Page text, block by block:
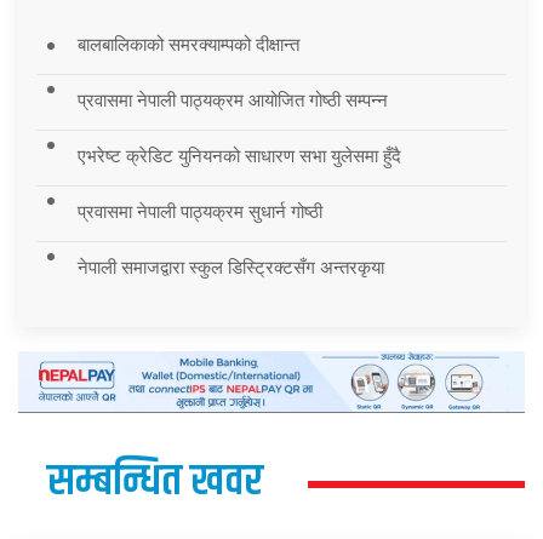
बालबालिकाको समरक्याम्पको दीक्षान्त
प्रवासमा नेपाली पाठ्यक्रम आयोजित गोष्ठी सम्पन्न
एभरेष्ट क्रेडिट युनियनको साधारण सभा युलेसमा हुँदै
प्रवासमा नेपाली पाठ्यक्रम सुधार्न गोष्ठी
नेपाली समाजद्वारा स्कुल डिस्ट्रिक्टसँग अन्तरकृया
सम्बन्धित खवर